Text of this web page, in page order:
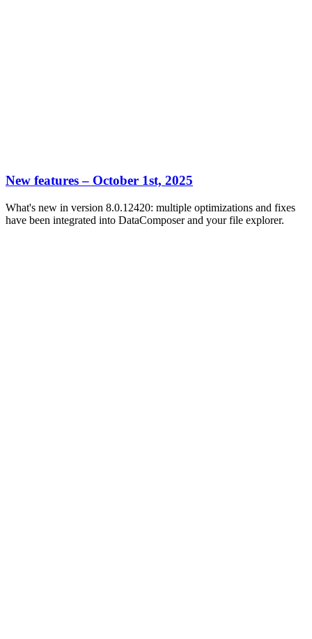
New features – October 1st, 2025
What's new in version 8.0.12420: multiple optimizations and fixes
have been integrated into DataComposer and your file explorer.